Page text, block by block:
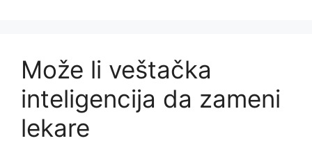
Može li veštačka
inteligencija da zameni
lekare